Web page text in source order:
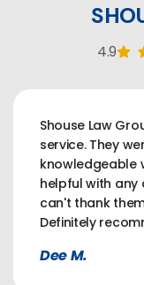
4.9
Shouse Law
service. They
knowledgeable
helpful with any
can't thank
Definitely
Dee M.